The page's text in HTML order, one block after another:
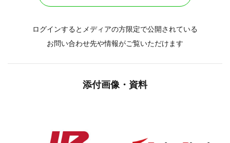
ログインするとメディアの方限定で公開されている
お問い合わせ先や情報がご覧いただけます
添付画像・資料